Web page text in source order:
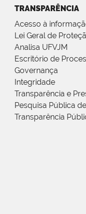
TRANSPARÊNCIA
Acesso à
Lei Geral de
Analisa UFVJM
Escritório de
Governança
Integridade
Transparência e
Pesquisa Pública
Transparência